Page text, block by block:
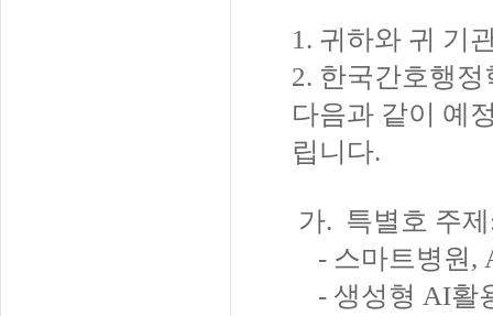
1. 귀하와 귀 기
2. 한국간호행정
다음과 같이 예
립니다.
가. 특별호 주
- 스마트병원,
- 생성형 AI활